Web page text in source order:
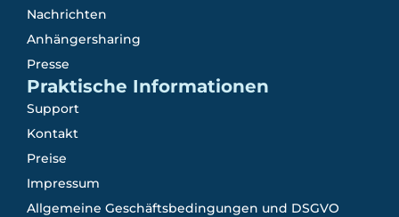
Nachrichten
Anhängersharing
Presse
Praktische Informationen
Support
Kontakt
Preise
Impressum
Allgemeine Geschäftsbedingungen und DSGVO